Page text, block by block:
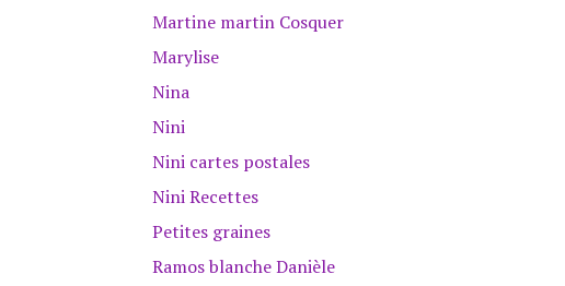
Martine martin Cosquer
Marylise
Nina
Nini
Nini cartes postales
Nini Recettes
Petites graines
Ramos blanche Danièle